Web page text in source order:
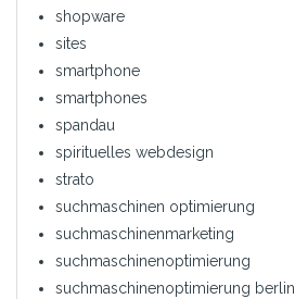
shopware
sites
smartphone
smartphones
spandau
spirituelles webdesign
strato
suchmaschinen optimierung
suchmaschinenmarketing
suchmaschinenoptimierung
suchmaschinenoptimierung berlin